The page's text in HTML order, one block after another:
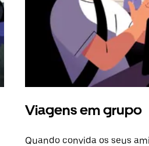
Viagens em grupo
Quando convida os seus